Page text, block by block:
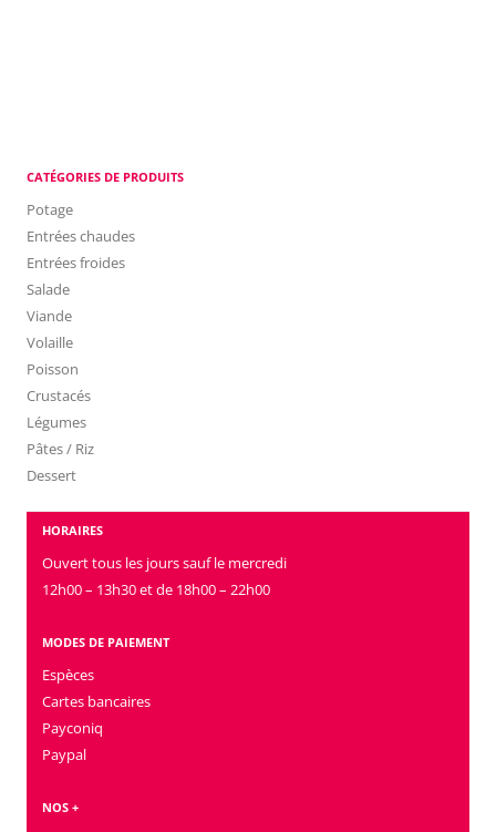
CATÉGORIES DE PRODUITS
Potage
Entrées chaudes
Entrées froides
Salade
Viande
Volaille
Poisson
Crustacés
Légumes
Pâtes / Riz
Dessert
HORAIRES
Ouvert tous les jours sauf le mercredi
12h00 – 13h30 et de 18h00 – 22h00
MODES DE PAIEMENT
Espèces
Cartes bancaires
Payconiq
Paypal
NOS +